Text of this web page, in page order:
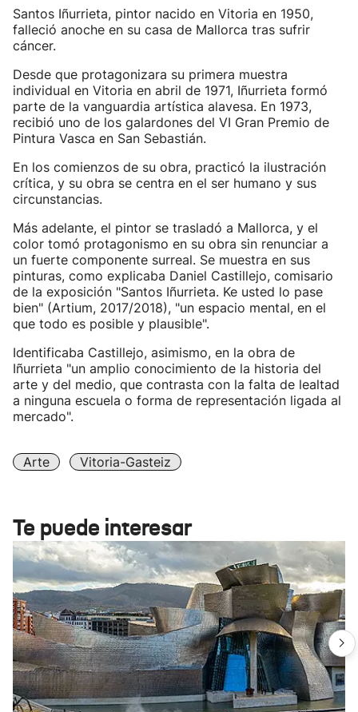
Santos Iñurrieta, pintor nacido en Vitoria en 1950,
falleció anoche en su casa de Mallorca tras sufrir
cáncer.
Desde que protagonizara su primera muestra
individual en Vitoria en abril de 1971, Iñurrieta formó
parte de la vanguardia artística alavesa. En 1973,
recibió uno de los galardones del VI Gran Premio de
Pintura Vasca en San Sebastián.
En los comienzos de su obra, practicó la ilustración
crítica, y su obra se centra en el ser humano y sus
circunstancias.
Más adelante, el pintor se trasladó a Mallorca, y el
color tomó protagonismo en su obra sin renunciar a
un fuerte componente surreal. Se muestra en sus
pinturas, como explicaba Daniel Castillejo, comisario
de la exposición "Santos Iñurrieta. Ke usted lo pase
bien" (Artium, 2017/2018), "un espacio mental, en el
que todo es posible y plausible".
Identificaba Castillejo, asimismo, en la obra de
Iñurrieta "un amplio conocimiento de la historia del
arte y del medio, que contrasta con la falta de lealtad
a ninguna escuela o forma de representación ligada al
mercado".
Arte Vitoria-Gasteiz
Te puede interesar